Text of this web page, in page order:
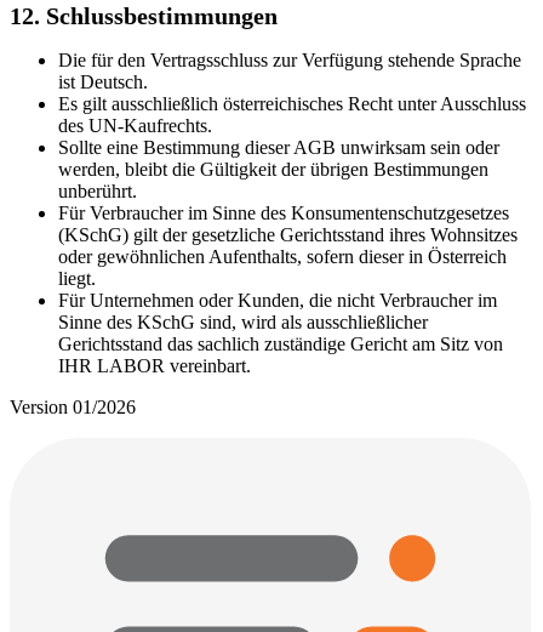
12. Schlussbestimmungen
Die für den Vertragsschluss zur Verfügung stehende Sprache
ist Deutsch.
Es gilt ausschließlich österreichisches Recht unter Ausschluss
des UN-Kaufrechts.
Sollte eine Bestimmung dieser AGB unwirksam sein oder
werden, bleibt die Gültigkeit der übrigen Bestimmungen
unberührt.
Für Verbraucher im Sinne des Konsumentenschutzgesetzes
(KSchG) gilt der gesetzliche Gerichtsstand ihres Wohnsitzes
oder gewöhnlichen Aufenthalts, sofern dieser in Österreich
liegt.
Für Unternehmen oder Kunden, die nicht Verbraucher im
Sinne des KSchG sind, wird als ausschließlicher
Gerichtsstand das sachlich zuständige Gericht am Sitz von
IHR LABOR vereinbart.
Version 01/2026